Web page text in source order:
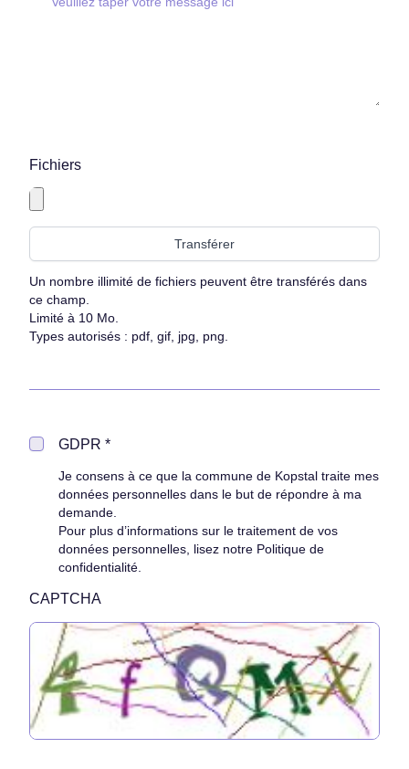
Fichiers
Un nombre illimité de fichiers peuvent être transférés dans
ce champ.
Limité à 10 Mo.
Types autorisés : pdf, gif, jpg, png.
GDPR *
Je consens à ce que la commune de Kopstal traite mes
données personnelles dans le but de répondre à ma
demande.
Pour plus d’informations sur le traitement de vos
données personnelles, lisez notre Politique de
confidentialité
CAPTCHA